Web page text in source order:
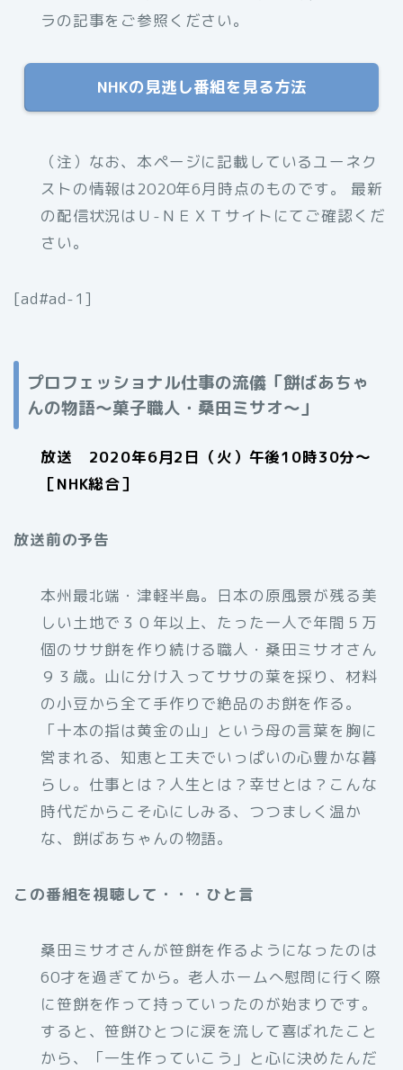
ラの記事をご参照ください。
NHKの見逃し番組を見る方法
（注）なお、本ページに記載しているユーネク
ストの情報は2020年6月時点のものです。 最新
の配信状況はＵ-ＮＥＸＴサイトにてご確認くだ
さい。
[ad#ad-1]
プロフェッショナル仕事の流儀「餅ばあちゃ
んの物語～菓子職人・桑田ミサオ～」
放送 2020年6月2日（火）午後10時30分～
［NHK総合］
放送前の予告
本州最北端・津軽半島。日本の原風景が残る美
しい土地で３０年以上、たった一人で年間５万
個のササ餅を作り続ける職人・桑田ミサオさん
９３歳。山に分け入ってササの葉を採り、材料
の小豆から全て手作りで絶品のお餅を作る。
「十本の指は黄金の山」という母の言葉を胸に
営まれる、知恵と工夫でいっぱいの心豊かな暮
らし。仕事とは？人生とは？幸せとは？こんな
時代だからこそ心にしみる、つつましく温か
な、餅ばあちゃんの物語。
この番組を視聴して・・・ひと言
桑田ミサオさんが笹餅を作るようになったのは
60才を過ぎてから。老人ホームへ慰問に行く際
に笹餅を作って持っていったのが始まりです。
すると、笹餅ひとつに涙を流して喜ばれたこと
から、「一生作っていこう」と心に決めたんだ